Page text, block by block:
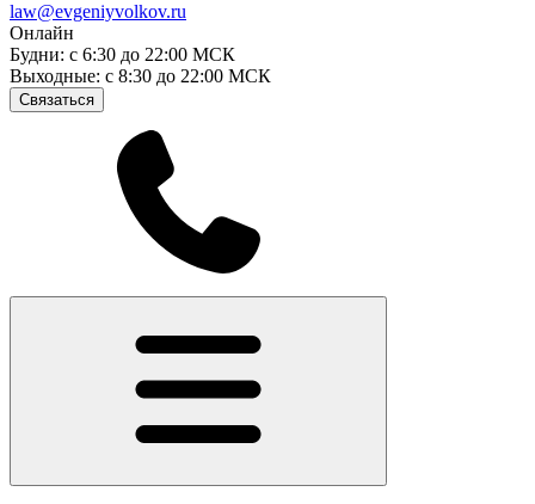
law@evgeniyvolkov.ru
Онлайн
Будни: с 6:30 до 22:00 МСК
Выходные: с 8:30 до 22:00 МСК
Связаться